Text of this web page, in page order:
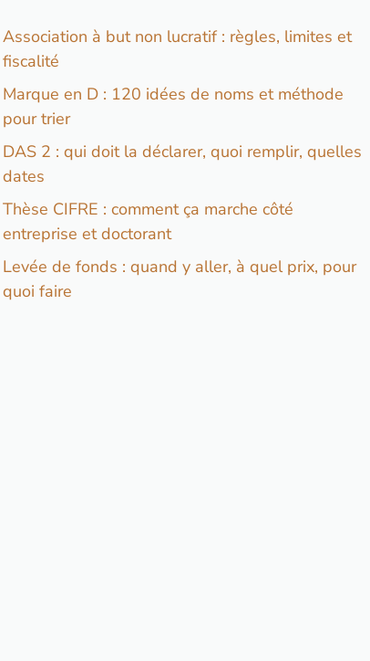
Association à but non lucratif : règles, limites et
fiscalité
Marque en D : 120 idées de noms et méthode
pour trier
DAS 2 : qui doit la déclarer, quoi remplir, quelles
dates
Thèse CIFRE : comment ça marche côté
entreprise et doctorant
Levée de fonds : quand y aller, à quel prix, pour
quoi faire